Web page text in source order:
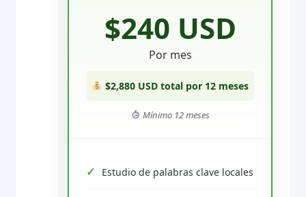
$240 USD
Por mes
$2,880 USD total por 12 meses
Mínimo 12 meses
Estudio de palabras clave locales